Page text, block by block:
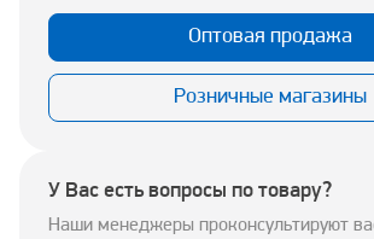
Оптовая продажа
Розничные магазины
У Вас есть вопросы по товару?
Наши менеджеры проконсультируют